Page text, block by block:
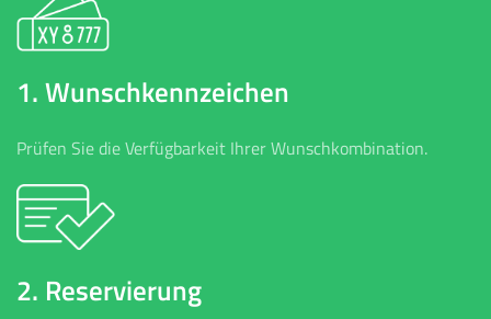
1. Wunschkennzeichen
Prüfen Sie die Verfügbarkeit Ihrer Wunschkombination.
2. Reservierung